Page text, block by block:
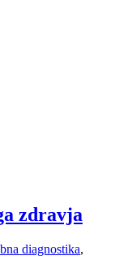
zdravja
diagnostika,